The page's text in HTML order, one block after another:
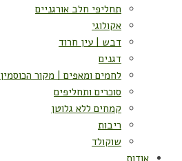
תחליפי חלב אורגניים
אקולוגי
דבש | עין חרוד
דגנים
לחמים ומאפים | מקור הכוסמין
סוכרים ותחליפים
קמחים ללא גלוטן
ריבות
שוקולד
אודות